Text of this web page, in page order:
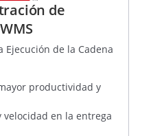
de
de la Cadena
productividad y
en la entrega